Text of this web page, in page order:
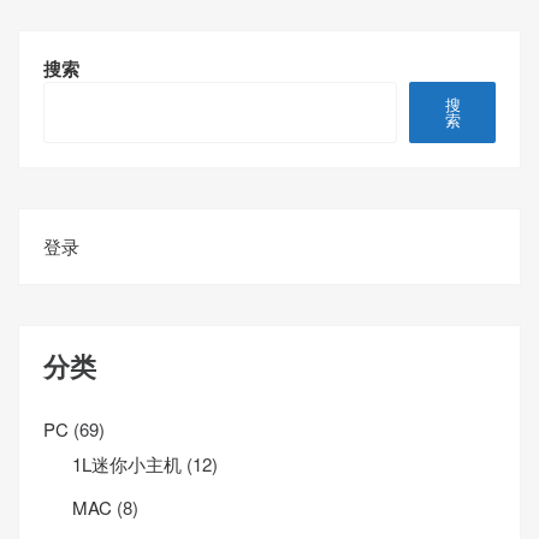
搜索
搜
索
登录
分类
PC (69)
1L迷你小主机 (12)
MAC (8)